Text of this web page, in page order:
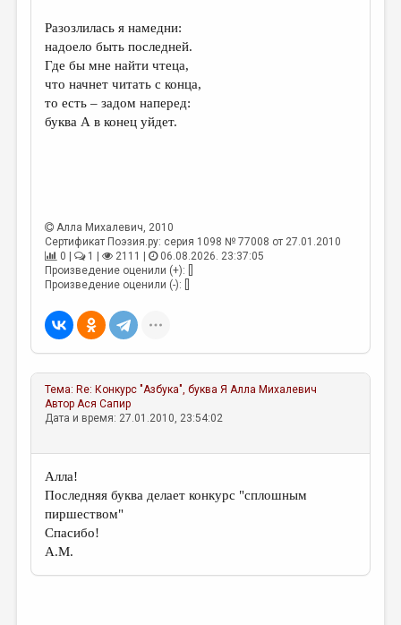
СТРАНИЦЫ ПАМЯТИ
ОБЪЯВЛЕНИЯ
КОЛОНКА РЕДАКТОРА
ЭССЕИСТИКА
ЛИТЕРАТУРОВЕДЕНИЕ
ПУБЛИЦИСТИКА
ЦИКЛЫ ПУБЛИКАЦИЙ
ТРЕДИАКОВСКИЙ
МЕДИА
ВКОНТАКТЕ
Разозлилась я намедни:
надоело быть последней.
Где бы мне найти чтеца,
что начнет читать с конца,
то есть – задом наперед:
буква А в конец уйдет.
Алла Михалевич, 2010
Сертификат Поэзия.ру: серия 1098 № 77008 от 27.01.2010
0 |
1 | 2111 |
06.08.2026. 23:37:05
Произведение оценили (+): []
Произведение оценили (-): []
Тема: Re: Конкурс "Азбука", буква Я Алла Михалевич
АвторАся Сапир
Дата и время: 27.01.2010, 23:54:02
Алла!
Последняя буква делает конкурс "сплошным
пиршеством"
Спасибо!
А.М.